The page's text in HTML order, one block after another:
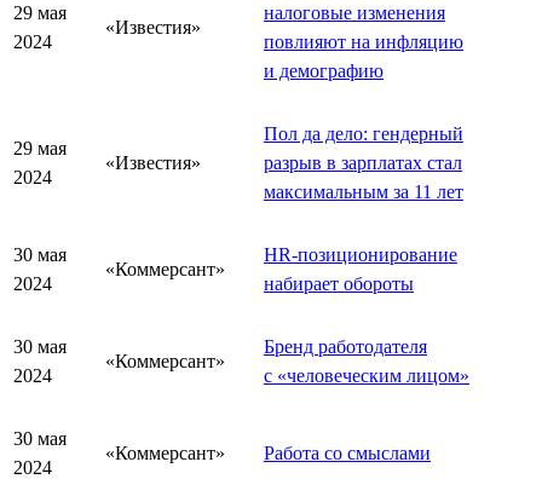
29 мая
2024
«Известия»
налоговые изменения
повлияют на инфляцию
и демографию
29 мая
2024
«Известия»
Пол да дело: гендерный
разрыв в зарплатах стал
максимальным за 11 лет
30 мая
2024
«Коммерсант»
HR-позиционирование
набирает обороты
30 мая
2024
«Коммерсант»
Бренд работодателя
с «человеческим лицом»
30 мая
2024
«Коммерсант» Работа со смыслами